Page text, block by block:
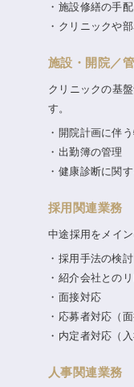
施設修繕の手
クリニックや
施設・開院／
クリニックの基
す。
開院計画に伴
出勤簿の管理
健康診断に関
採用関連業務
中途採用をメイ
採用手法の検討
紹介会社との
面接対応
応募者対応（
内定者対応（
人事関連業務